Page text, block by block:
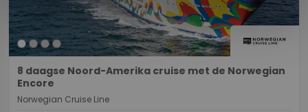
8 daagse Noord-Amerika cruise met de Norwegian
Encore
Norwegian Cruise Line